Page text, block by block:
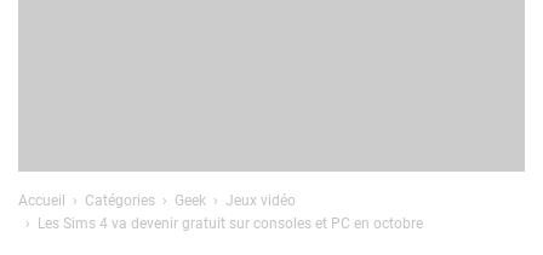
Accueil Catégories Geek
Jeux vidéo
Les Sims 4 va devenir gratuit sur consoles et PC en octobre